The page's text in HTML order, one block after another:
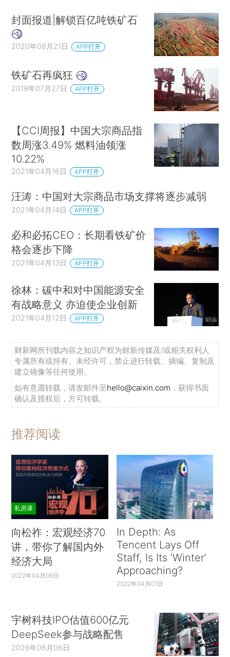
封面报道|解锁百亿吨铁矿石
2020年08月21日 APP打开
铁矿石再疯狂
2019年07月27日 APP打开
【CCI周报】中国大宗商品指
数周涨3.49% 燃料油领涨
10.22%
2021年04月16日 APP打开
汪涛：中国对大宗商品市场支撑将逐步减弱
2021年04月14日 APP打开
必和必拓CEO：长期看铁矿价
格会逐步下降
2021年04月13日 APP打开
徐林：碳中和对中国能源安全
有战略意义 亦迫使企业创新
2021年04月12日 APP打开
财新网所刊载内容之知识产权为财新传媒及/或相关权利人
专属所有或持有。未经许可，禁止进行转载、摘编、复制及
建立镜像等任何使用。
如有意愿转载，请发邮件至hello@caixin.com ，获得书面
确认及授权后，方可转载。
推荐阅读
私房课
向松祚：宏观经济70
讲，带你了解国内外
经济大局
2022年04月06日
In Depth: As
Tencent Lays Off
Staff, Is Its ‘Winter’
Approaching?
2022年04月01日
宇树科技IPO估值600亿元
DeepSeek参与战略配售
2026年08月06日